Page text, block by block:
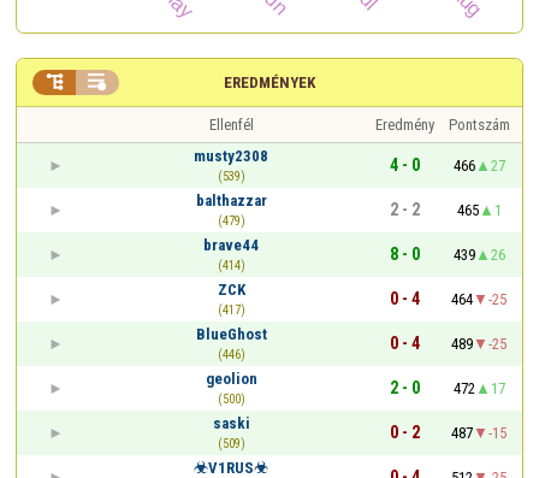
EREDMÉNYEK
 
Ellenfél Eredmény
Pontszám
musty2308
(539)
4 - 0 466
27
balthazzar
(479)
2 - 2 465
1
brave44
(414)
8 - 0 439
26
ZCK
(417)
0 - 4 464
-25
BlueGhost
(446)
0 - 4 489
-25
geolion
(500)
2 - 0 472
17
saski
(509)
0 - 2 487
-15
☣V1RUS☣